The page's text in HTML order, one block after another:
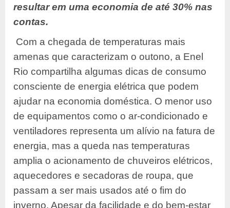
resultar em uma economia de até 30% nas
contas.
Com a chegada de temperaturas mais
amenas que caracterizam o outono, a Enel
Rio compartilha algumas dicas de consumo
consciente de energia elétrica que podem
ajudar na economia doméstica. O menor uso
de equipamentos como o ar-condicionado e
ventiladores representa um alívio na fatura de
energia, mas a queda nas temperaturas
amplia o acionamento de chuveiros elétricos,
aquecedores e secadoras de roupa, que
passam a ser mais usados até o fim do
inverno. Apesar da facilidade e do bem-estar